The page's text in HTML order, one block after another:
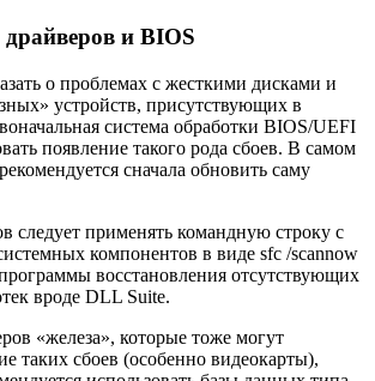
и BIOS
о проблемах с жесткими дисками и
устройств, присутствующих в
система обработки BIOS/UEFI
появление такого рода сбоев. В самом
сначала обновить саму
следует применять командную строку с
компонентов в виде sfc /scannow
восстановления отсутствующих
вроде DLL Suite.
«железа», которые тоже могут
таких сбоев (особенно видеокарты),